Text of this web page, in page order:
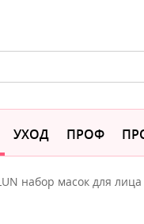
УХОД ПРОФ
набор масок для